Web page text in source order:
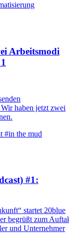
Arbeitsmodi
haben jetzt zwei
#in the mud
#1:
startet 20blue
begrüßt zum
und Unternehmer